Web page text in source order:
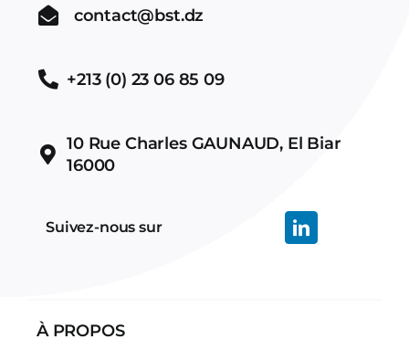
contact@bst.dz
+213 (0) 23 06 85 09
10 Rue Charles GAUNAUD, El Biar
16000
Suivez-nous sur
À PROPOS